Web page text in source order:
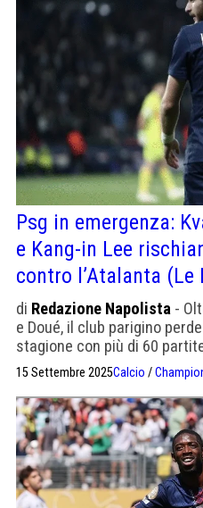
Psg in emergenza:
e Kang-in Lee
contro l’Atalanta (Le
di Redazione Napolista -
e Doué, il club parigino
stagione con più di 60
15 Settembre 2025Calcio /